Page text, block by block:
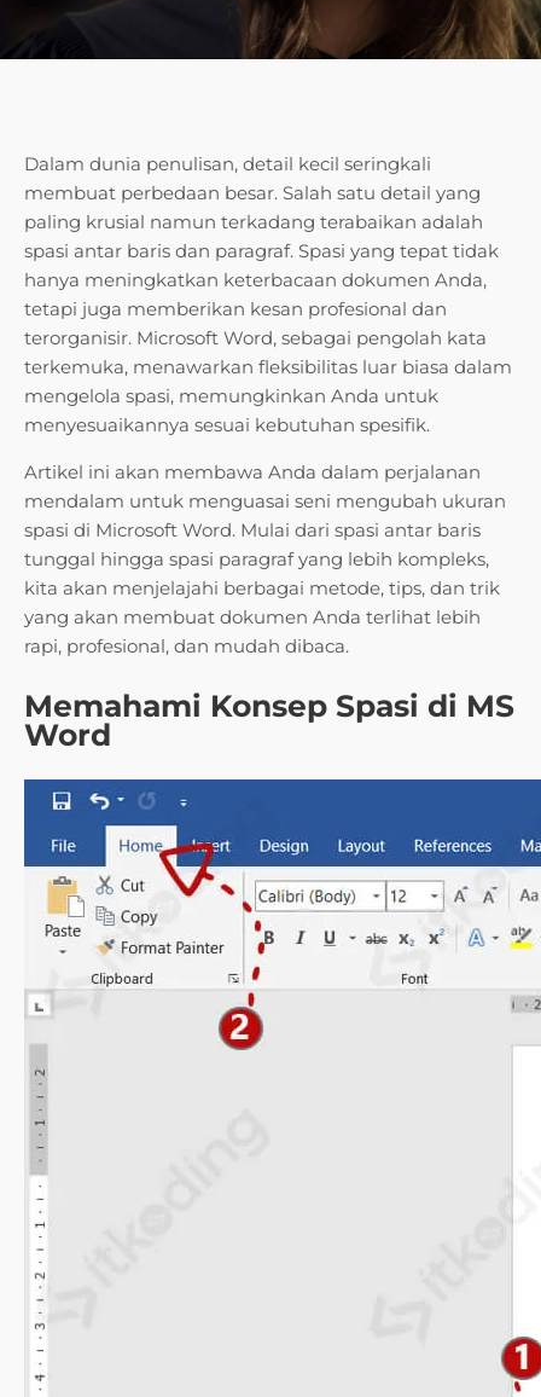
Dalam dunia penulisan, detail kecil seringkali
membuat perbedaan besar. Salah satu detail yang
paling krusial namun terkadang terabaikan adalah
spasi antar baris dan paragraf. Spasi yang tepat tidak
hanya meningkatkan keterbacaan dokumen Anda,
tetapi juga memberikan kesan profesional dan
terorganisir. Microsoft Word, sebagai pengolah kata
terkemuka, menawarkan fleksibilitas luar biasa dalam
mengelola spasi, memungkinkan Anda untuk
menyesuaikannya sesuai kebutuhan spesifik.
Artikel ini akan membawa Anda dalam perjalanan
mendalam untuk menguasai seni mengubah ukuran
spasi di Microsoft Word. Mulai dari spasi antar baris
tunggal hingga spasi paragraf yang lebih kompleks,
kita akan menjelajahi berbagai metode, tips, dan trik
yang akan membuat dokumen Anda terlihat lebih
rapi, profesional, dan mudah dibaca.
Memahami Konsep Spasi di MS
Word